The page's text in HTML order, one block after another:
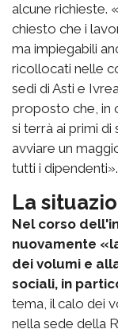
alcune richieste.
chiesto che i
ma impiegabili
ricollocati nelle
sedi di Asti e
proposto che, in
si terrà ai primi
avviare un
tutti i dipendenti».
La
Nel corso
nuovamente
dei volumi e
sociali, in
tema, il calo dei
nella sede della